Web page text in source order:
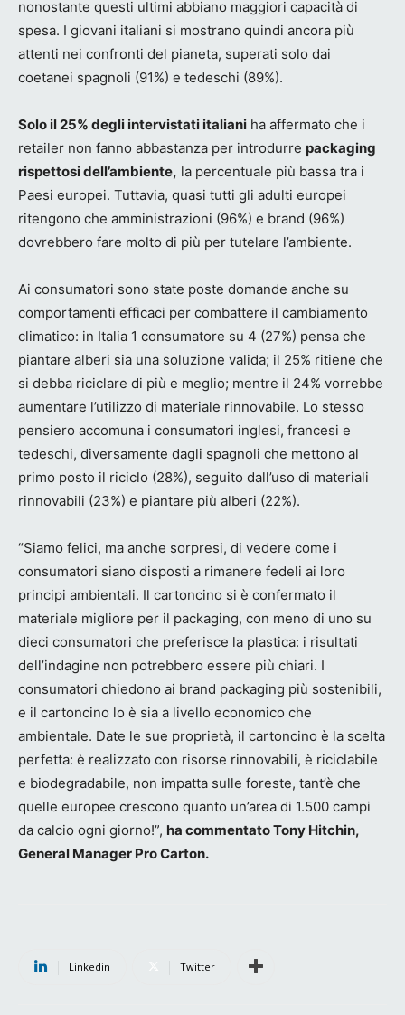
nonostante questi ultimi abbiano maggiori capacità di
spesa. I giovani italiani si mostrano quindi ancora più
attenti nei confronti del pianeta, superati solo dai
coetanei spagnoli (91%) e tedeschi (89%).
Solo il 25% degli intervistati italiani ha affermato che i
retailer non fanno abbastanza per introdurre packaging
rispettosi dell’ambiente, la percentuale più bassa tra i
Paesi europei. Tuttavia, quasi tutti gli adulti europei
ritengono che amministrazioni (96%) e brand (96%)
dovrebbero fare molto di più per tutelare l’ambiente.
Ai consumatori sono state poste domande anche su
comportamenti efficaci per combattere il cambiamento
climatico: in Italia 1 consumatore su 4 (27%) pensa che
piantare alberi sia una soluzione valida; il 25% ritiene che
si debba riciclare di più e meglio; mentre il 24% vorrebbe
aumentare l’utilizzo di materiale rinnovabile. Lo stesso
pensiero accomuna i consumatori inglesi, francesi e
tedeschi, diversamente dagli spagnoli che mettono al
primo posto il riciclo (28%), seguito dall’uso di materiali
rinnovabili (23%) e piantare più alberi (22%).
“Siamo felici, ma anche sorpresi, di vedere come i
consumatori siano disposti a rimanere fedeli ai loro
principi ambientali. Il cartoncino si è confermato il
materiale migliore per il packaging, con meno di uno su
dieci consumatori che preferisce la plastica: i risultati
dell’indagine non potrebbero essere più chiari. I
consumatori chiedono ai brand packaging più sostenibili,
e il cartoncino lo è sia a livello economico che
ambientale. Date le sue proprietà, il cartoncino è la scelta
perfetta: è realizzato con risorse rinnovabili, è riciclabile
e biodegradabile, non impatta sulle foreste, tant’è che
quelle europee crescono quanto un’area di 1.500 campi
da calcio ogni giorno!”, ha commentato Tony Hitchin,
General Manager Pro Carton.
Linkedin Twitter